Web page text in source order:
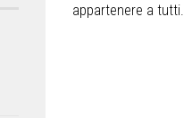
appartenere a tutti.